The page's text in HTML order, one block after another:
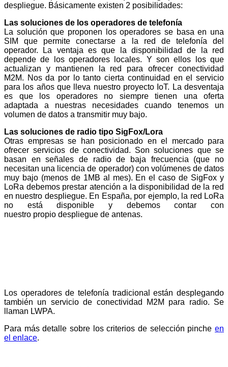
despliegue. Básicamente existen 2 posibilidades:
Las soluciones de los operadores de telefonía
La solución que proponen los operadores se basa en una
SIM que permite conectarse a la red de telefonía del
operador. La ventaja es que la disponibilidad de la red
depende de los operadores locales. Y son ellos los que
actualizan y mantienen la red para ofrecer conectividad
M2M. Nos da por lo tanto cierta continuidad en el servicio
para los años que lleva nuestro proyecto IoT. La desventaja
es que los operadores no siempre tienen una oferta
adaptada a nuestras necesidades cuando tenemos un
volumen de datos a transmitir muy bajo.
Las soluciones de radio tipo SigFox/Lora
Otras empresas se han posicionado en el mercado para
ofrecer servicios de conectividad. Son soluciones que se
basan en señales de radio de baja frecuencia (que no
necesitan una licencia de operador) con volúmenes de datos
muy bajo (menos de 1MB al mes). En el caso de SigFox y
LoRa debemos prestar atención a la disponibilidad de la red
en nuestro despliegue. En España, por ejemplo, la red LoRa
no está disponible y debemos contar con
nuestro propio despliegue de antenas.
Los operadores de telefonía tradicional están desplegando
también un servicio de conectividad M2M para radio. Se
llaman LWPA.
Para más detalle sobre los criterios de selección pinche en
el enlace.